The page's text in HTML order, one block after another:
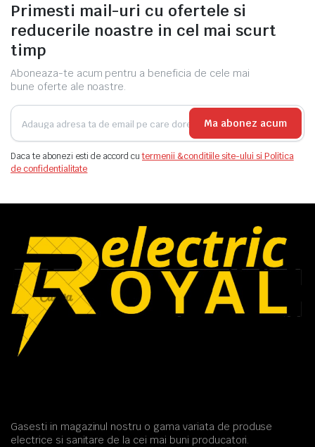
Primesti mail-uri cu ofertele si
reducerile noastre in cel mai scurt
timp
Aboneaza-te acum pentru a beneficia de cele mai
bune oferte ale noastre.
Ma abonez acum
Daca te abonezi esti de accord cutermenii &conditiile site-ului si Politica
de confidentialitate
Gasesti in magazinul nostru o gama variata de produse
electrice si sanitare de la cei mai buni producatori.